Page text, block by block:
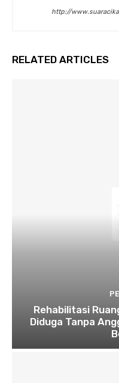
http://
RELATED ARTICLES
Rehabilitasi
Diduga Tanpa